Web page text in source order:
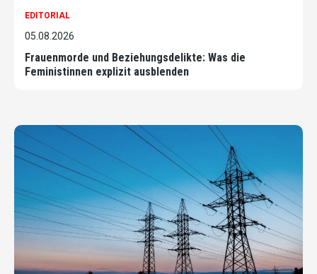
EDITORIAL
05.08.2026
Frauenmorde und Beziehungsdelikte: Was die
Feministinnen explizit ausblenden